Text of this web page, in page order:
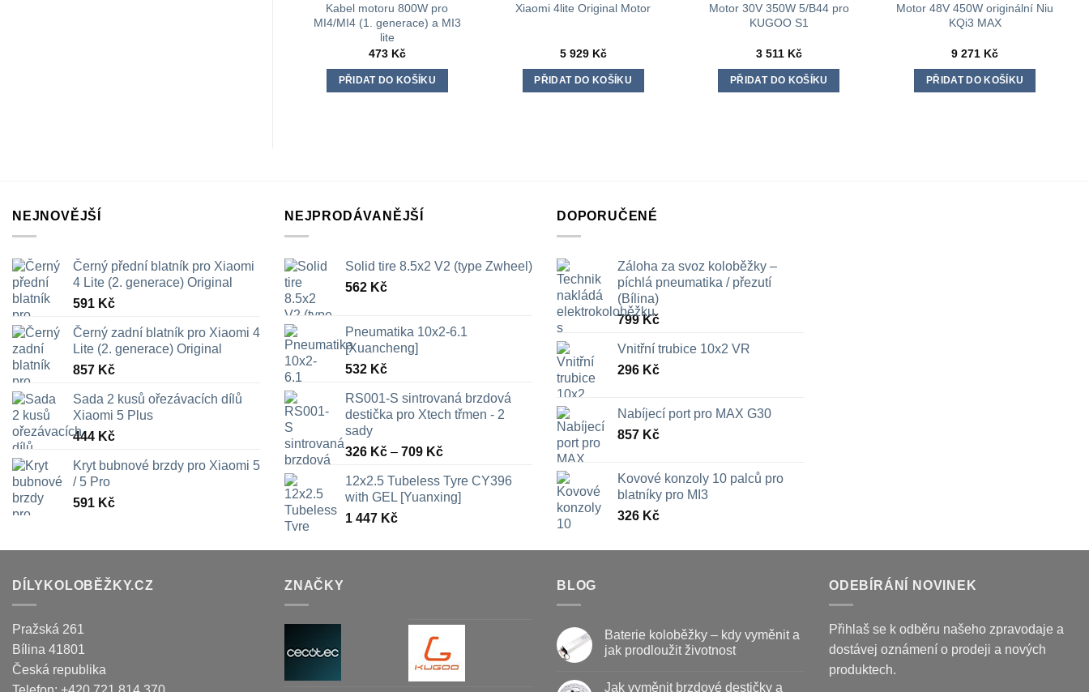
Kabel motoru 800W pro
MI4/MI4 (1. generace) a MI3
lite
473 Kč
PŘIDAT DO KOŠÍKU
Xiaomi 4lite Original Motor
5 929 Kč
PŘIDAT DO KOŠÍKU
Motor 30V 350W 5/B44 pro
KUGOO S1
3 511 Kč
PŘIDAT DO KOŠÍKU
Motor 48V 450W originální Niu
KQi3 MAX
9 271 Kč
PŘIDAT DO KOŠÍKU
NEJNOVĚJŠÍ
Černý přední blatník pro Xiaomi
4 Lite (2. generace) Original
591 Kč
Černý zadní blatník pro Xiaomi 4
Lite (2. generace) Original
857 Kč
Sada 2 kusů ořezávacích dílů
Xiaomi 5 Plus
444 Kč
Kryt bubnové brzdy pro Xiaomi 5
/ 5 Pro
591 Kč
NEJPRODÁVANĚJŠÍ
Solid tire 8.5x2 V2 (type Zwheel)
562 Kč
Pneumatika 10x2-6.1
[Xuancheng]
532 Kč
RS001-S sintrovaná brzdová
destička pro Xtech třmen - 2
sady
326 Kč – 709 KčRozpětí
326 Kč
až
12x2.5 Tubeless Tyre CY396
with GEL [Yuanxing]
1 447 Kč
DOPORUČENÉ
Záloha za svoz koloběžky –
píchlá pneumatika / přezutí
(Bílina)
799Kč
Vnitřní trubice 10x2 VR
296 Kč
Nabíjecí port pro MAX G30
857 Kč
Kovové konzoly 10 palců pro
blatníky pro MI3
326 Kč
DÍLYKOLOBĚŽKY.CZ
Pražská 261
Bílina 41801
Česká republika
ZNAČKY BLOG
Baterie koloběžky – kdy vyměnit a
jak prodloužit životnost
Jak vyměnit brzdové destičky a
ODEBÍRÁNÍ NOVINEK
Přihlaš se k odběru našeho zpravodaje a
dostávej oznámení o prodeji a nových
produktech.